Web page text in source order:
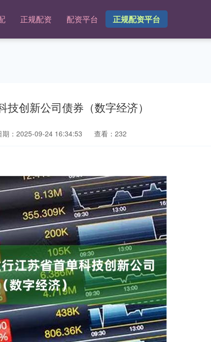
正规配资 配资平台 正规配资平台
创新公司债券（数字经济）
期：2025-09-24 16:34:53 查看：232